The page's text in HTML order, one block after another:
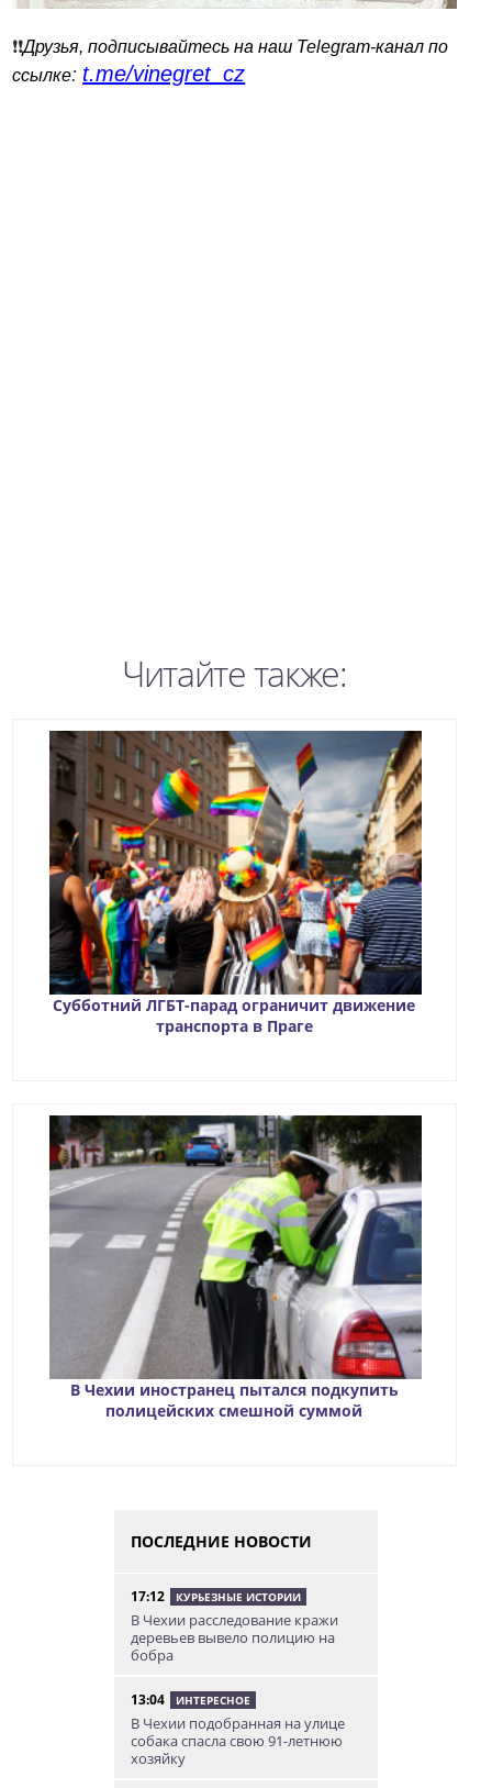
❗️❗️Друзья, подписывайтесь на наш Telegram-канал по
ссылке: t.me/vinegret_cz
Читайте также:
Субботний ЛГБТ-парад ограничит движение
транспорта в Праге
В Чехии иностранец пытался подкупить
полицейских смешной суммой
ПОСЛЕДНИЕ НОВОСТИ
17:12 КУРЬЕЗНЫЕ ИСТОРИИ
В Чехии расследование кражи
деревьев вывело полицию на
бобра
13:04 ИНТЕРЕСНОЕ
В Чехии подобранная на улице
собака спасла свою 91-летнюю
хозяйку